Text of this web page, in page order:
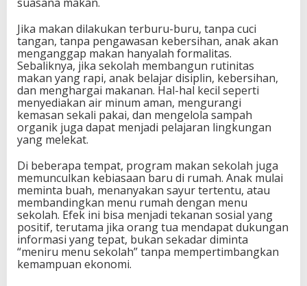
Jika makan dilakukan terburu-buru, tanpa cuci
tangan, tanpa pengawasan kebersihan, anak akan
menganggap makan hanyalah formalitas.
Sebaliknya, jika sekolah membangun rutinitas
makan yang rapi, anak belajar disiplin, kebersihan,
dan menghargai makanan. Hal-hal kecil seperti
menyediakan air minum aman, mengurangi
kemasan sekali pakai, dan mengelola sampah
organik juga dapat menjadi pelajaran lingkungan
yang melekat.
Di beberapa tempat, program makan sekolah juga
memunculkan kebiasaan baru di rumah. Anak mulai
meminta buah, menanyakan sayur tertentu, atau
membandingkan menu rumah dengan menu
sekolah. Efek ini bisa menjadi tekanan sosial yang
positif, terutama jika orang tua mendapat dukungan
informasi yang tepat, bukan sekadar diminta
“meniru menu sekolah” tanpa mempertimbangkan
kemampuan ekonomi.